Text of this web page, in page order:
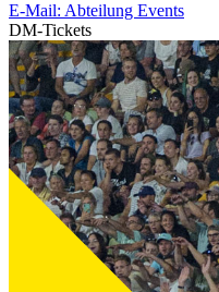
E-Mail: Abteilung Events
DM-Tickets